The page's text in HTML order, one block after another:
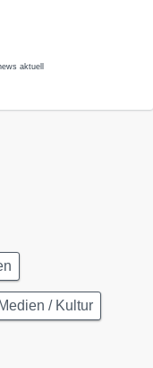
aktuell
Medien / Kultur